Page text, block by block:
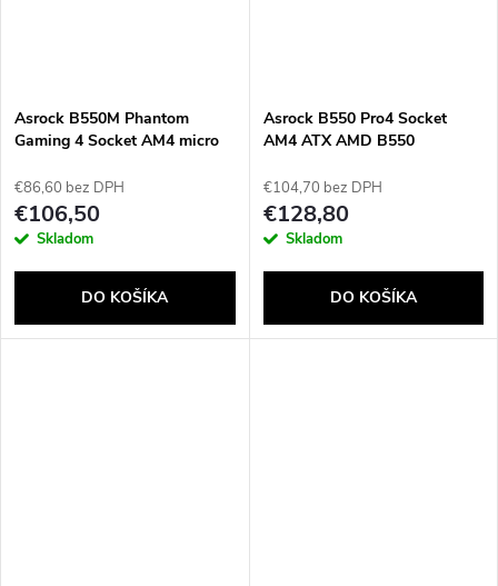
Asrock B550M Phantom
Gaming 4 Socket AM4 micro
€86,60 bez DPH
€106,50
Skladom
DO KOŠÍKA
Asrock B550 Pro4 Socket
AM4 ATX AMD B550
€104,70 bez DPH
€128,80
Skladom
DO KOŠÍKA